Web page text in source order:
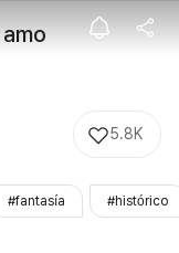
5.8K
#fantasía #histórico